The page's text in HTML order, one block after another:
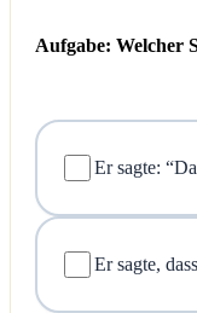
Aufgabe: Welcher
Er sagte:
Er sagte,